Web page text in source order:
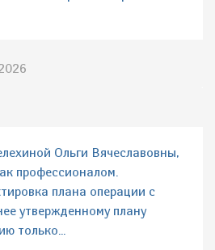
Ольги Вячеславовны,
профессионалом.
плана операции с
утвержденному плану
только...